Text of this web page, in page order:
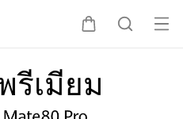
เปิด
รีเมียม